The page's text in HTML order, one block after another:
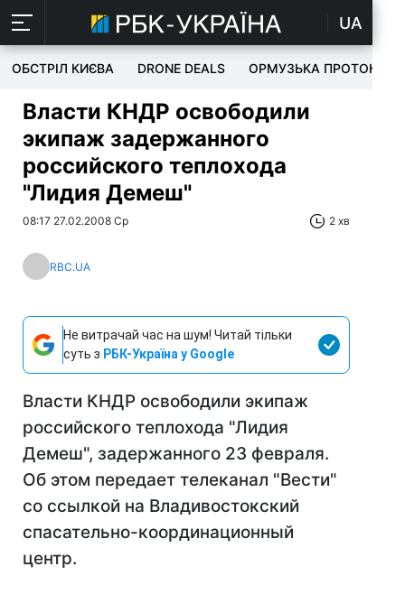
UA
ОБСТРІЛ КИЄВА DRONE DEALS ОРМУЗЬКА ПРОТОКА
Власти КНДР освободили
экипаж задержанного
российского теплохода
"Лидия Демеш"
08:17 27.02.2008 Ср 2 хв
RBC.UA
Не витрачай час на шум! Читай тільки
суть з РБК-Україна у Google
Власти КНДР освободили экипаж
российского теплохода "Лидия
Демеш", задержанного 23 февраля.
Об этом передает телеканал "Вести"
со ссылкой на Владивостокский
спасательно-координационный
центр.